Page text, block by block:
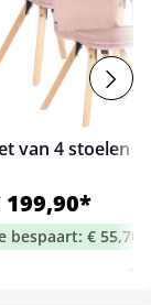
van 4 stoelen
199,90*
bespaart: € 55,70